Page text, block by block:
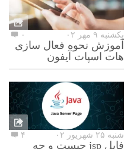
یکشنبه ۹ مهر ۰۲ ۰
آموزش نحوه فعال سازی
هات اسپات آیفون
شنبه ۲۵ شهریور ۰۲ ۴
فایل jsp چیست و چه